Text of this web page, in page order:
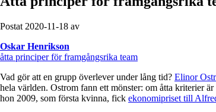
Postat 2020-11-18 av
Oskar Henrikson
åtta principer för framgångsrika team
Vad gör att en grupp överlever under lång tid? Elinor
hela världen. Ostrom fann ett mönster: om åtta kriterier
hon 2009, som första kvinna, fick ekonomipriset till